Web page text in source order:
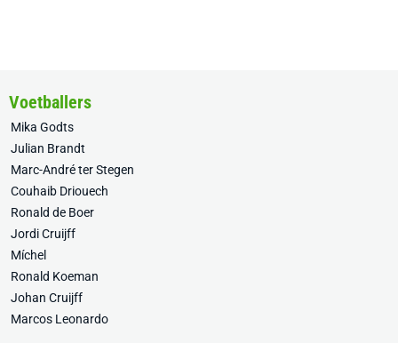
Voetballers
Mika Godts
Julian Brandt
Marc-André ter Stegen
Couhaib Driouech
Ronald de Boer
Jordi Cruijff
Míchel
Ronald Koeman
Johan Cruijff
Marcos Leonardo